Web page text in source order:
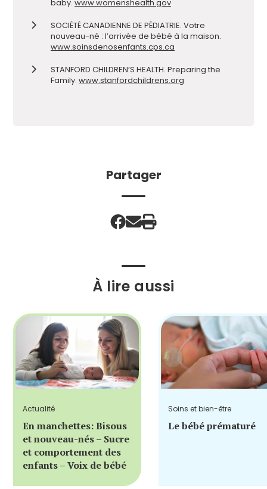
baby. www.womenshealth.gov
SOCIÉTÉ CANADIENNE DE PÉDIATRIE. Votre
nouveau-né : l’arrivée de bébé à la maison.
www.soinsdenosenfants.cps.ca
STANFORD CHILDREN’S HEALTH. Preparing the
Family. www.stanfordchildrens.org
Partager
À lire aussi
Actualité
En manchettes: Bisous
et nouveau-nés – Sucre
et comportement des
enfants – Voix de bébé
Soins et bien-être
Le bébé prématuré